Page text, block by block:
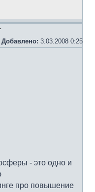
Добавлено: 3.03.2008 0:25
- это одно и
про повышение